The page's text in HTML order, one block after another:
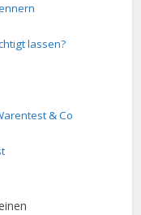
lassen?
& Co